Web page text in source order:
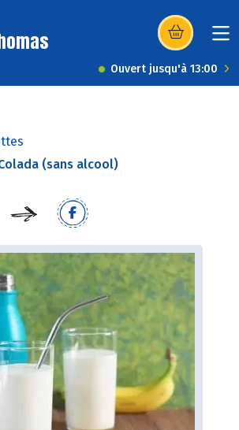
(s’ouvre dans
Ouvert jusqu'à 13:00
(sans alcool)